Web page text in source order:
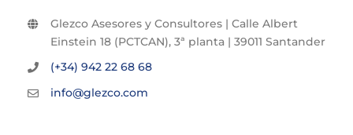
Glezco Asesores y Consultores | Calle Albert
Einstein 18 (PCTCAN), 3ª planta | 39011 Santander
(+34) 942 22 68 68
info@glezco.com